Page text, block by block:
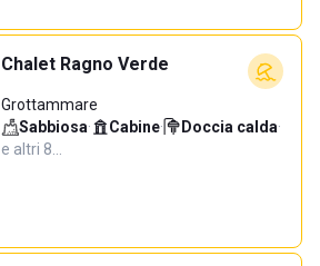
Chalet Ragno Verde
Grottammare
Sabbiosa· Cabine· Doccia calda·
e altri 8…